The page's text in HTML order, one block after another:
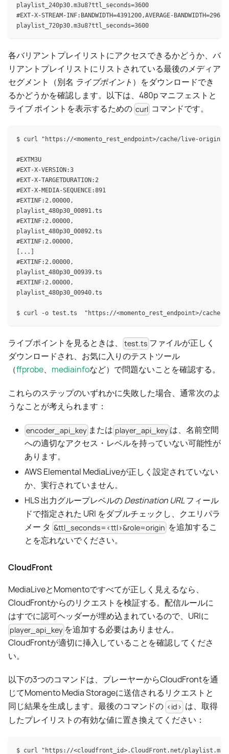
playlist_240p30.m3u8?ttl_seconds=3600
#EXT-X-STREAM-INF:BANDWIDTH=4391200,AVERAGE-
playlist_720p30.m3u8?ttl_seconds=3600
各バリアントプレイリストにアクセスできるかどうか、バ
リアントプレイリストにリストされている最後のメディア
セグメント（別名 ライブポイント ）をダウンロードでき
るかどうかを確認します。以下は、480p マニフェストと
ライブ ポイントを表示するための curl コマンドです。
$ curl "https://<momento_rest_endpoint>/cache/live-origin/
#EXTM3U
#EXT-X-VERSION:3
#EXT-X-TARGETDURATION:2
#EXT-X-MEDIA-SEQUENCE:891
#EXTINF:2.00000,
playlist_480p30_00891.ts
#EXTINF:2.00000,
playlist_480p30_00892.ts
#EXTINF:2.00000,
[...]
#EXTINF:2.00000,
playlist_480p30_00939.ts
#EXTINF:2.00000,
playlist_480p30_00940.ts
$ curl -o test.ts  "https://<momento_rest_endpoint>/cache/
ライブポイントを見るときは、 test.ts ファイルが正しく
ダウンロードされ、お気に入りのテストツール
（ffprobe、 mediainfoなど）で問題ないことを確認する。
これらのステップのいずれかに失敗した場合、通常次のよ
うなことが考えられます：
encoder_api_key または player_api_keyは、名前空間
への適切なアクセス・レベルを持っていない可能性が
あります。
AWS Elemental MediaLiveが正しく設定されていない
か、実行されていません。
HLS 出力グループレベルのDestination URLフィール
ドで指定された URI をダブルチェックし、クエリパラ
メー タ &ttl_seconds=<ttl>&role=origin を追加するこ
とを忘れないでください。
CloudFront
MediaLiveとMomentoですべてが正しく見えるなら、
CloudFrontからのリクエストを検証する。配信ルールに
はすでに認可ヘッダーが埋め込まれているので、URIに
player_api_key を追加する必要はありません。
CloudFrontが適切に挿入していることを確認してくださ
い。
以下の3つのコマンドは、プレーヤーからCloudFrontを通
じてMomento Media Storageに送信されるリクエストと
同じ結果を生成します。最後のコマンドの <id> は、取得
したプレイリストの有効な値に置き換えてください：
$ curl "https://<cloudfront_id>.CloudFront.net/